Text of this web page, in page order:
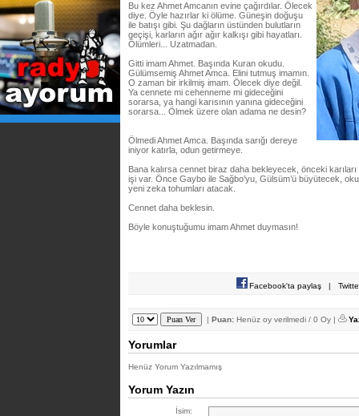
Bu kez Ahmet Amcanın evine çağırdılar. Ölecek
diye. Öyle hazırlar ki ölüme. Güneşin doğuşu
ile batışı gibi. Şu dağların üstünden bulutların
geçişi, karların ağır ağır kalkışı gibi hayatları.
Ölümleri... Uzatmadan.
Gitti imam Ahmet. Başında Kuran okudu.
Gülümsemiş Ahmet Amca. Elini tutmuş imamın.
O zaman bir irkilmiş imam. Ölecek diye değil.
Ya cennete mi cehenneme mi gideceğini
sorarsa, ya hangi karısının yanına gideceğini
sorarsa... Ölmek üzere olan adama ne desin?
Ölmedi Ahmet Amca. Başında sarığı dereye
iniyor katırla, odun getirmeye.
Bana kalırsa cennet biraz daha bekleyecek, önceki
işi var. Önce Gaybo ile Sağbo’yu, Gülsüm’ü büyütecek,
yeni zeka tohumları atacak.
Cennet daha beklesin.
Böyle konuştuğumu imam Ahmet duymasın!
Facebook'ta paylaş |
| Puan: Henüz oy verilmedi / 0 Oy |
Yorumlar
Henüz Yorum Yazılmamış
Yorum Yazın
İsim: